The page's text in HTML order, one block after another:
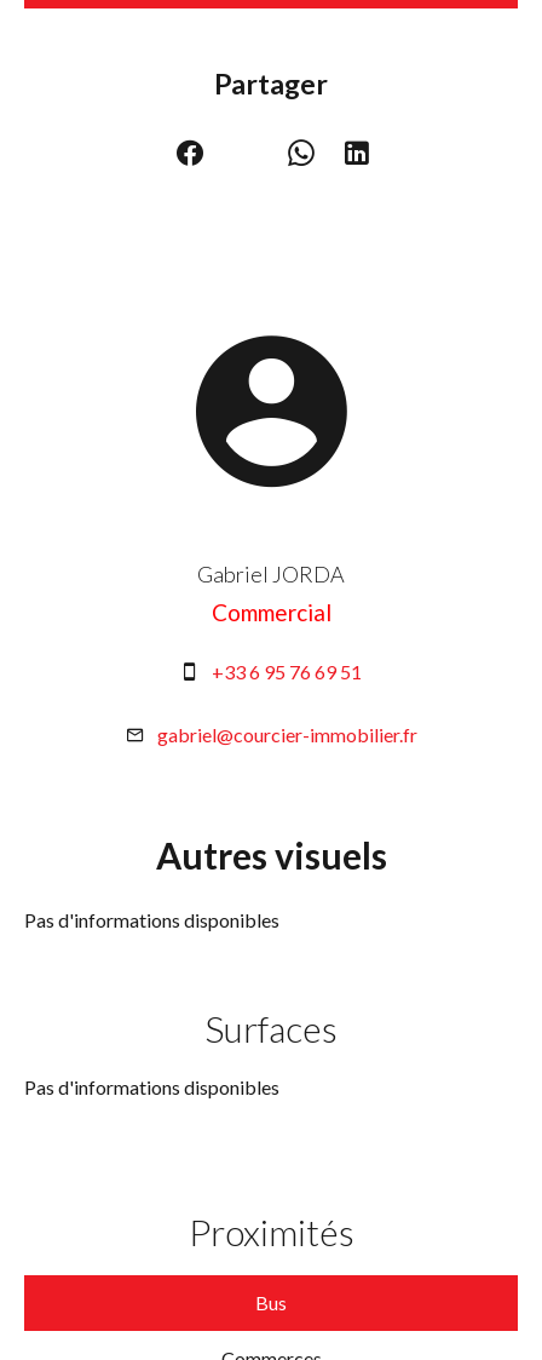
Partager
Gabriel JORDA
Commercial
+33 6 95 76 69 51
gabriel@courcier-immobilier.fr
Autres visuels
Pas d'informations disponibles
Surfaces
Pas d'informations disponibles
Proximités
Bus